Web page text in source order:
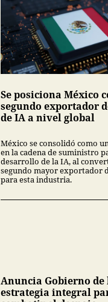
Se posiciona México
segundo exportador
de IA a nivel global
México se consolidó como
en la cadena de suministro
desarrollo de la IA, al
segundo mayor exportador
para esta industria.
Anuncia Gobierno de
estrategia integral